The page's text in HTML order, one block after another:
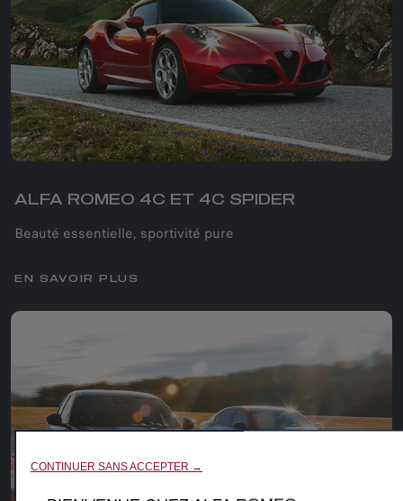
ALFA ROMEO 4C ET 4C SPIDER
Beauté essentielle, sportivité pure
EN SAVOIR PLUS
CONTINUER SANS ACCEPTER →